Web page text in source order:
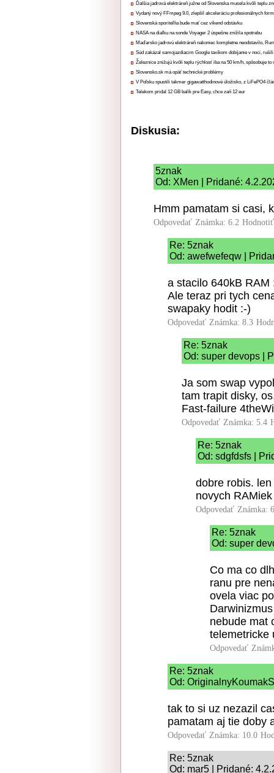
Ďalšia jadrová elektráreň južne od Slovenska musela kvôli teplu
Vydaný nový FFmpeg 9.0, zlepšil akceleráciu profesionálnych
Slovenská sporiteľňa bude mať cez víkend odstávku
NASA na diaľku na sonde Voyager 2 úspešne znížila spotrebu
Maďarsko jadrovú elektráreň nakoniec kompletne neodstavilo,
Súd zakázal samojazdiacim Google taxíkom dobíjanie v noci,
Železnice znižujú kvôli teplu rýchlosť iba na 50 km/h, spôsobuje to
Slovensko.sk má opäť technické problémy
V Poľsku spustili takmer gigawatthodinové úložisko, z LiFePO4
Telekom pridal 12 GB balík pre Easy, chce zaň 12 eur
Diskusia:
5znak
Od: XMen | Pridané:
Hmm pamatam si casi,
Odpovedať Známka: 6.2
Re: 5znak
Od: awefwefeqw |
a stacilo 640kB RAM
Ale teraz pri tych
swapaky hodit :-)
Odpovedať Známka: 8.3
Re: 5znak
Od: super devops |
Ja som swap
tam trapit disky,
Fast-failure
Odpovedať Známka: 5.4
Re: 5znak
Od: sdgfdsfs |
dobre robis.
novych RAMiek
Odpovedať Známka:
Re: 5znak
Od: super
Co ma co
ranu pre
ovela viac
nebude mat
telemetricke
Odpovedať
Re: 5znak
Od:
tak to si uz nezazil
pamatam aj tie doby
Odpovedať Známka: 10.0
Re: 5znak
Od: mar5 | Pridané: